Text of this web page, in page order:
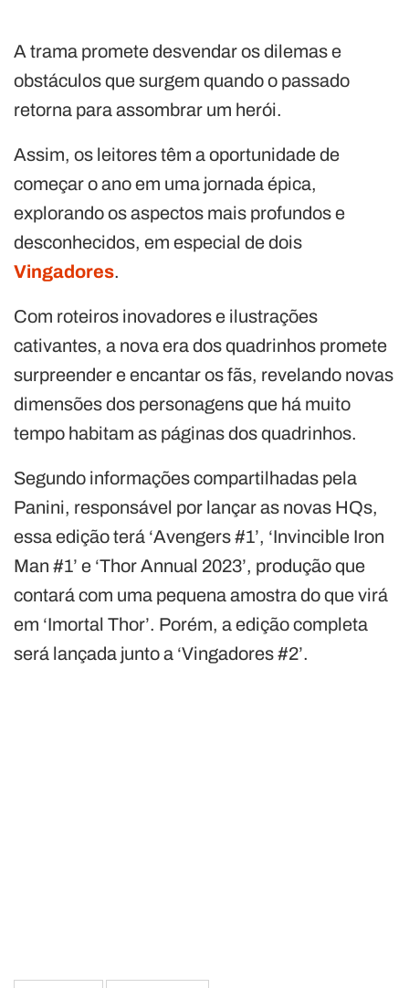
A trama promete desvendar os dilemas e
obstáculos que surgem quando o passado
retorna para assombrar um herói.
Assim, os leitores têm a oportunidade de
começar o ano em uma jornada épica,
explorando os aspectos mais profundos e
desconhecidos, em especial de dois
Vingadores.
Com roteiros inovadores e ilustrações
cativantes, a nova era dos quadrinhos promete
surpreender e encantar os fãs, revelando novas
dimensões dos personagens que há muito
tempo habitam as páginas dos quadrinhos.
Segundo informações compartilhadas pela
Panini, responsável por lançar as novas HQs,
essa edição terá ‘Avengers #1’, ‘Invincible Iron
Man #1’ e ‘Thor Annual 2023’, produção que
contará com uma pequena amostra do que virá
em ‘Imortal Thor’. Porém, a edição completa
será lançada junto a ‘Vingadores #2’.